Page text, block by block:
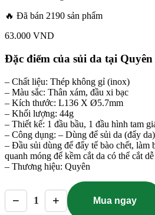
🔥 Đã bán 2190 sản phẩm
63.000 VND
Đặc điểm của sủi da tại Quyên
– Chất liệu: Thép không gỉ (inox)
– Màu sắc: Thân xám, đầu xi bạc
– Kích thước: L136 X Ø5.7mm
– Khối lượng: 44g
– Thiết kế: 1 đầu bầu, 1 đầu hình tam
– Công dụng: – Dùng để sủi da (đẩy da)
– Đầu sủi dùng để đẩy tế bào chết, làm
quanh móng để kềm cắt da có thể cắt
– Thương hiệu: Quyên
− 1 + Mua ngay